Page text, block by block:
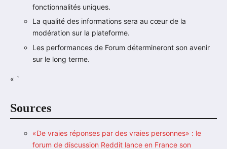
fonctionnalités uniques.
La qualité des informations sera au cœur de la
modération sur la plateforme.
Les performances de Forum détermineront son avenir
sur le long terme.
« `
Sources
«De vraies réponses par des vraies personnes» : le
forum de discussion Reddit lance en France son